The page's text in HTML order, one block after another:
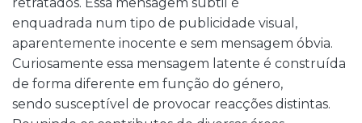
enquadrada num tipo de publicidade visual,
aparentemente inocente e sem mensagem óbvia.
Curiosamente essa mensagem latente é construída
de forma diferente em função do género,
sendo susceptível de provocar reacções distintas.